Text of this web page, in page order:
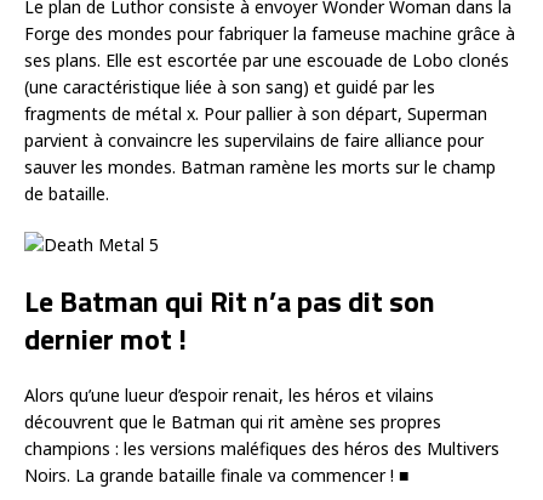
Le plan de Luthor consiste à envoyer Wonder Woman dans la
Forge des mondes pour fabriquer la fameuse machine grâce à
ses plans. Elle est escortée par une escouade de Lobo clonés
(une caractéristique liée à son sang) et guidé par les
fragments de métal x. Pour pallier à son départ, Superman
parvient à convaincre les supervilains de faire alliance pour
sauver les mondes. Batman ramène les morts sur le champ
de bataille.
Le Batman qui Rit n’a pas dit son
dernier mot !
Alors qu’une lueur d’espoir renait, les héros et vilains
découvrent que le Batman qui rit amène ses propres
champions : les versions maléfiques des héros des Multivers
Noirs. La grande bataille finale va commencer ! ■